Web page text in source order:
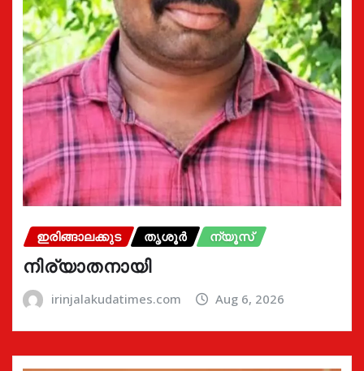
ഇരിങ്ങാലക്കുട തൃശൂർ ന്യൂസ്
നിര്യാതനായി
irinjalakudatimes.com Aug 6, 2026